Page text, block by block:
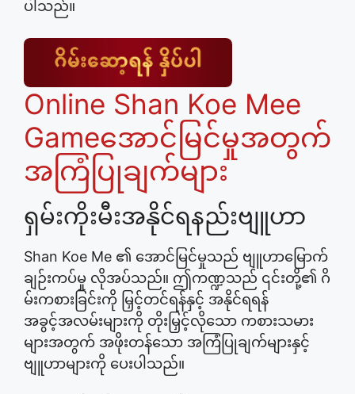
ပါသည်။
Online Shan Koe Mee
Gameအောင်မြင်မှုအတွက်
အကြံပြုချက်များ
ရှမ်းကိုးမီးအနိုင်ရနည်းဗျူဟာ
Shan Koe Me ၏ အောင်မြင်မှုသည် ဗျူဟာမြောက်
ချဉ်းကပ်မှု လိုအပ်သည်။ ဤကဏ္ဍသည် ၎င်းတို့၏ ဂိ
မ်းကစားခြင်းကို မြှင့်တင်ရန်နှင့် အနိုင်ရရန်
အခွင့်အလမ်းများကို တိုးမြှင့်လိုသော ကစားသမား
များအတွက် အဖိုးတန်သော အကြံပြုချက်များနှင့်
ဗျူဟာများကို ပေးပါသည်။